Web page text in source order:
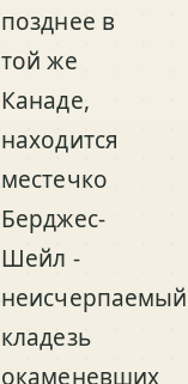
позднее в
той же
Канаде,
находится
местечко
Берджес-
Шейл -
неисчерпаемый
кладезь
окаменевших